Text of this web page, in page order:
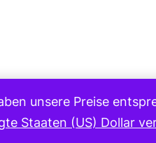
unsere Preise
Staaten (US) Dollar